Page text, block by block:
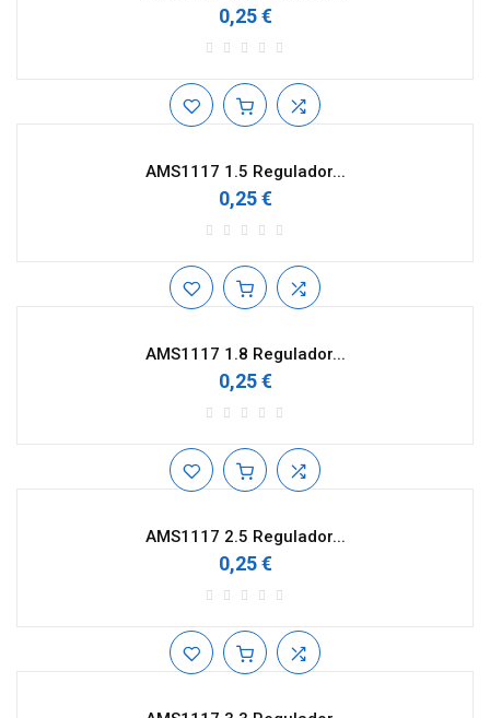
0,25 €
AMS1117 1.5 Regulador...
0,25 €
AMS1117 1.8 Regulador...
0,25 €
AMS1117 2.5 Regulador...
0,25 €